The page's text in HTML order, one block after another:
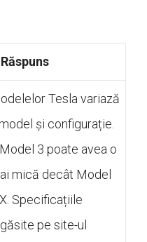
Răspuns
Tesla variază
și configurație.
3 poate avea o
mică decât Model
Specificațiile
pe site-ul